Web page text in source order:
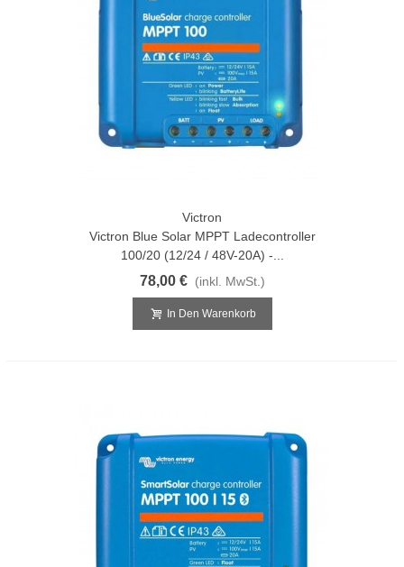
Victron
Victron Blue Solar MPPT Ladecontroller
100/20 (12/24 / 48V-20A) -...
78,00 € (inkl. MwSt.)
In Den Warenkorb